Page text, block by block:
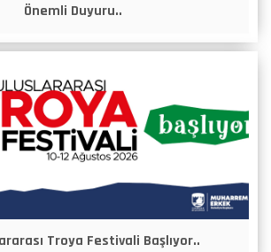
Önemli Duyuru..
Troya Festivali Başlıyor..